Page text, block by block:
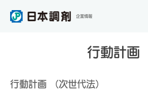
企業情報
行動計画
行動計画 （次世代法）